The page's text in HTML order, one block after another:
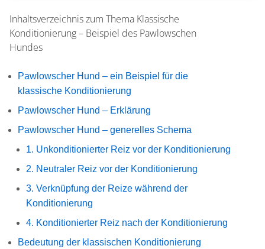
Inhaltsverzeichnis zum Thema Klassische
Konditionierung – Beispiel des Pawlowschen
Hundes
Pawlowscher Hund – ein Beispiel für die
klassische Konditionierung
Pawlowscher Hund – Erklärung
Pawlowscher Hund – generelles Schema
1. Unkonditionierter Reiz vor der Konditionierung
2. Neutraler Reiz vor der Konditionierung
3. Verknüpfung der Reize während der
Konditionierung
4. Konditionierter Reiz nach der Konditionierung
Bedeutung der klassischen Konditionierung